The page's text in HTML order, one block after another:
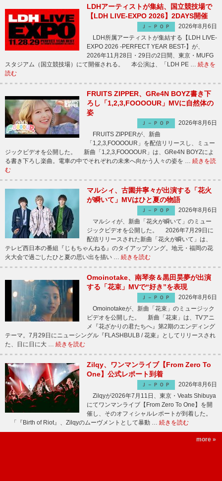
LDHアーティストが集結、国立競技場で
【LDH LIVE-EXPO 2026】2DAYS開催
Ｊ－ＰＯＰ
2026年8月6日
LDH所属アーティストが集結する【LDH LIVE-
EXPO 2026 -PERFECT YEAR BEST-】が、
2026年11月28日・29日の2日間、東京・MUFG
スタジアム（国立競技場）にて開催される。 本公演は、「LDH PE … 続きを
読む
FRUITS ZIPPER、GRe4N BOYZ書き下
ろし「1,2,3,FOOOOUR」MVに自然体の
姿
Ｊ－ＰＯＰ
2026年8月6日
FRUITS ZIPPERが、新曲
「1,2,3,FOOOOUR」を配信リリースし、ミュー
ジックビデオを公開した。 新曲「1,2,3,FOOOOUR」は、GRe4N BOYZによ
る書き下ろし楽曲。電車の中でそれぞれの未来へ向かう人々の姿を … 続きを読
む
マルシィ、古園井寧々が出演する「花火
が瞬いて」MVはひと夏の物語
Ｊ－ＰＯＰ
2026年8月6日
マルシィが、新曲「花火が瞬いて」のミュー
ジックビデオを公開した。 2026年7月29日に
配信リリースされた新曲「花火が瞬いて」は、
テレビ西日本の番組『じもちゃんねる』のタイアップソング。地元・福岡の花
火大会で過ごしたひと夏の思い出を描い … 続きを読む
Omoinotake、南琴奈＆黒田昊夢が出演
する「花束」MVで“好き”を表現
Ｊ－ＰＯＰ
2026年8月6日
Omoinotakeが、新曲「花束」のミュージック
ビデオを公開した。 新曲「花束」は、TVアニ
メ『花ざかりの君たちへ』第2期のエンディング
テーマ。7月29日にニューシングル『FLASHBULB / 花束』としてリリースされ
た、日に日に大 … 続きを読む
Zilqy、ワンマンライブ【From Zero To
One】公式レポート到着
Ｊ－ＰＯＰ
2026年8月6日
Zilqyが2026年7月11日、東京・Veats Shibuya
にてワンマンライブ【From Zero To One】を開
催し、そのオフィシャルレポートが到着した。
「『Birth of Riot』、Zilqyのムーヴメントとして暴動 … 続きを読む
more »